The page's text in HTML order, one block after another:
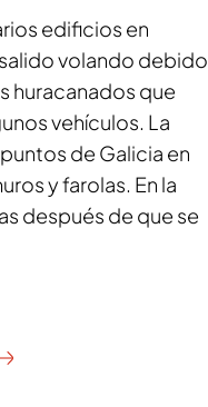
edificios en
volando debido
huracanados que
vehículos. La
de Galicia en
y farolas. En la
después de que se